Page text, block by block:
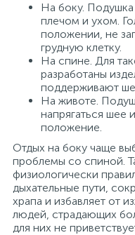
На боку.
плечом и ухом.
положении, не
грудную клетку.
На спине. Для
разработаны
поддерживают
На животе.
напрягаться шее
положение.
Отдых на боку чаще
проблемы со спиной.
физиологически
дыхательные пути,
храпа и избавляет от
людей, страдающих
для них не